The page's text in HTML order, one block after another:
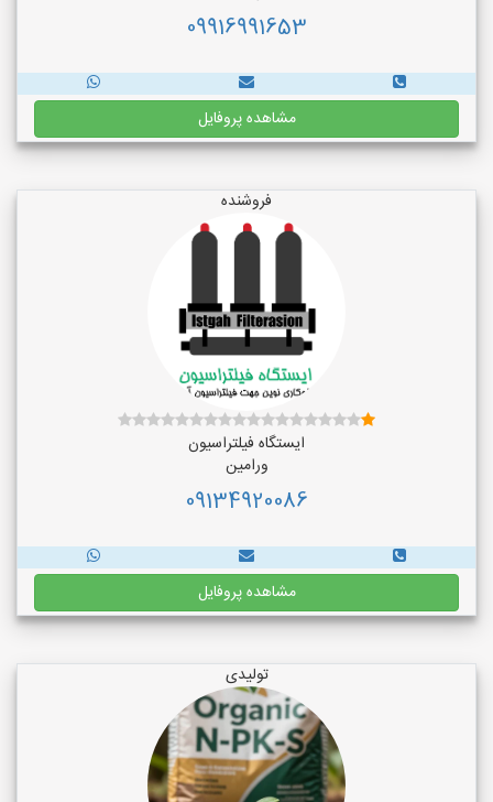
09916991653
مشاهده پروفایل
فروشنده
ایستگاه فیلتراسیون
ورامین
09134920086
مشاهده پروفایل
تولیدی